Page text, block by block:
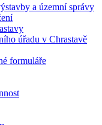
a územní správy
úřadu v Chrastavě
formuláře